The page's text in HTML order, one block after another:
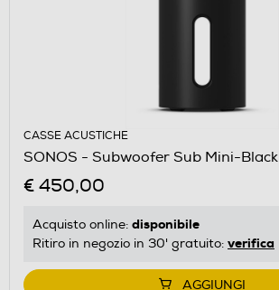
CASSE ACUSTICHE
SONOS - Subwoofer Sub Mini-Black
€ 450,00
Acquisto online: disponibile
Ritiro in negozio in 30' gratuito: verifica
AGGIUNGI